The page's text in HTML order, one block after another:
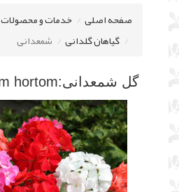
صفحه اصلی خدمات و محصولات
گیاهان گلدانی
شمعدانی
گل شمعدانی:Pelargonium hortom